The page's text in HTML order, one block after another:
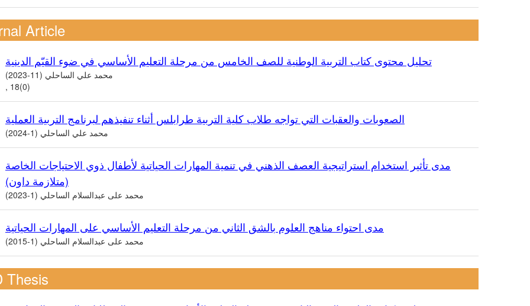
Article
تحليل محتوى كتاب التربية الوطنية للصف الخامس من مرحلة التعليم الأساسي في ضوء القيّم الدينية
محمد علي الساحلي (11-2023)
, 18(0)
الصعوبات والعقبات التي تواجه طلاب كلية التربية طرابلس أثناء تنفيذهم لبرنامج التربية العملية
محمد علي الساحلي (1-2024)
مدى تأثير استخدام استراتيجية العصف الذهني في تنمية المهارات الحياتية لأطفال ذوي الاحتياجات الخاصة
(متلازمة داون)
محمد على عبدالسلام الساحلي (1-2023)
مدى احتواء مناهج العلوم بالشق الثاني من مرحلة التعليم الأساسي على المهارات الحياتية
محمد على عبدالسلام الساحلي (1-2015)
Thesis